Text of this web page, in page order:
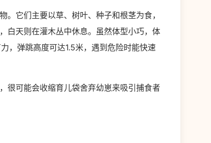
它们主要以草、树叶、种子和根茎为食，
白天则在灌木丛中休息。虽然体型小巧，体
弹跳高度可达1.5米，遇到危险时能快速
可能会收缩育儿袋舍弃幼崽来吸引捕食者